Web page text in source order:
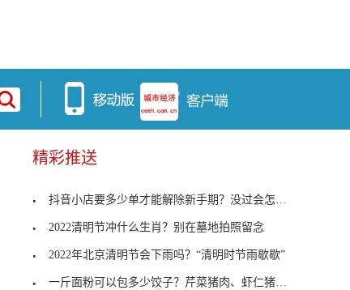
精彩推送
抖音小店要多少单才能解除新手期？没过会怎样？
2022清明节冲什么生肖？别在墓地拍照留念
2022年北京清明节会下雨吗？“清明时节雨歇歇”
一斤面粉可以包多少饺子？芹菜猪肉、虾仁猪肉馅最好